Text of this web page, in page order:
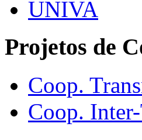
UNIVA
Projetos de
Coop.
Coop.